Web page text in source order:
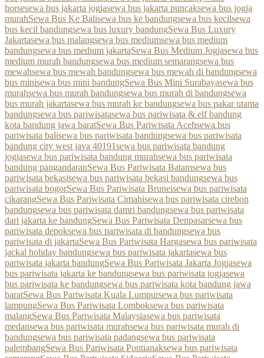
horsesewa bus jakarta jogjasewa bus jakarta puncaksewa bus jogja
murahSewa Bus Ke Balisewa bus ke bandungsewa bus kecilsewa
bus kecil bandungsewa bus luxury bandungSewa Bus Luxury
Jakartasewa bus malangsewa bus mediumsewa bus medium
bandungsewa bus medium jakartaSewa Bus Medium Jogjasewa bus
medium murah bandungsewa bus medium semarangsewa bus
mewahsewa bus mewah bandungsewa bus mewah di bandungsewa
bus minisewa bus mini bandungSewa Bus Mini Surabayasewa bus
murahsewa bus murah bandungsewa bus murah di bandungsewa
bus murah jakartasewa bus murah ke bandungsewa bus pakar utama
bandungsewa bus pariwisatasewa bus pariwisata & elf bandung
kota bandung jawa baratSewa Bus Pariwisata Acehsewa bus
pariwisata balisewa bus pariwisata bandungsewa bus pariwisata
bandung city west java 40191sewa bus pariwisata bandung
jogjasewa bus pariwisata bandung murahsewa bus pariwisata
bandung pangandaranSewa Bus Pariwisata Batamsewa bus
pariwisata bekasisewa bus pariwisata bekasi bandungsewa bus
pariwisata bogorSewa Bus Pariwisata Bruneisewa bus pariwisata
cikarangSewa Bus Pariwisata Cimahisewa bus pariwisata cirebon
bandungsewa bus pariwisata damri bandungsewa bus pariwisata
dari jakarta ke bandungSewa Bus Pariwisata Denpasarsewa bus
pariwisata depoksewa bus pariwisata di bandungsewa bus
pariwisata di jakartaSewa Bus Pariwisata Hargasewa bus pariwisata
jackal holiday bandungsewa bus pariwisata jakartasewa bus
pariwisata jakarta bandungSewa Bus Pariwisata Jakarta Jogjasewa
bus pariwisata jakarta ke bandungsewa bus pariwisata jogjasewa
bus pariwisata ke bandungsewa bus pariwisata kota bandung jawa
baratSewa Bus Pariwisata Kuala Lumpursewa bus pariwisata
lampungSewa Bus Pariwisata Lomboksewa bus pariwisata
malangSewa Bus Pariwisata Malaysiasewa bus pariwisata
medansewa bus pariwisata murahsewa bus pariwisata murah di
bandungsewa bus pariwisata padangsewa bus pariwisata
palembangSewa Bus Pariwisata Pontianaksewa bus pariwisata